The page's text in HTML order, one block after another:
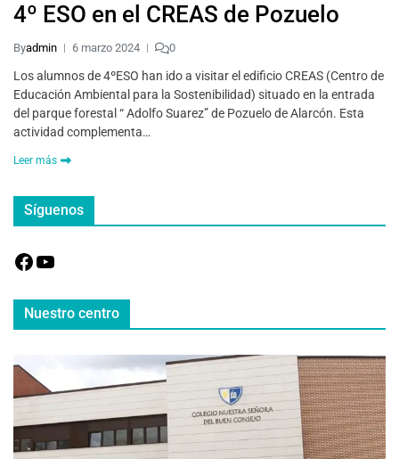
4º ESO en el CREAS de Pozuelo
Byadmin 6 marzo 2024 0
Los alumnos de 4ºESO han ido a visitar el edificio CREAS (Centro de
Educación Ambiental para la Sostenibilidad) situado en la entrada
del parque forestal “ Adolfo Suarez” de Pozuelo de Alarcón. Esta
actividad complementa…
Leer más
Síguenos
Nuestro centro